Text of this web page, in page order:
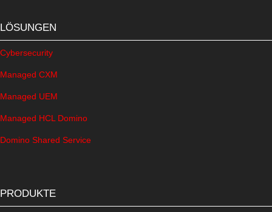
LÖSUNGEN
Cybersecurity
Managed CXM
Managed UEM
Managed HCL Domino
Domino Shared Service
PRODUKTE